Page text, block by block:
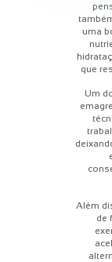
uma
que
Um
Além
de